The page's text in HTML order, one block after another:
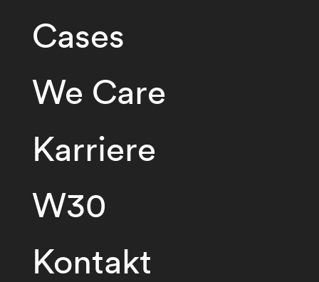
Cases
We Care
Karriere
W30
Kontakt